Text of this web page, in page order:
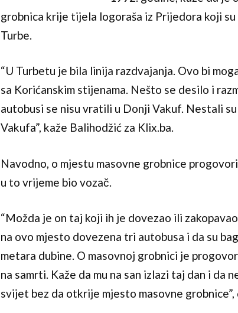
grobnica krije tijela logoraša iz Prijedora koji su
Turbe.
“U Turbetu je bila linija razdvajanja. Ovo bi
sa Korićanskim stijenama. Nešto se desilo i
autobusi se nisu vratili u Donji Vakuf. Nestali
Vakufa”, kaže Balihodžić za Klix.ba.
Navodno, o mjestu masovne grobnice
u to vrijeme bio vozač.
“Možda je on taj koji ih je dovezao ili
na ovo mjesto dovezena tri autobusa i da su
metara dubine. O masovnoj grobnici je
na samrti. Kaže da mu na san izlazi taj dan i da
svijet bez da otkrije mjesto masovne